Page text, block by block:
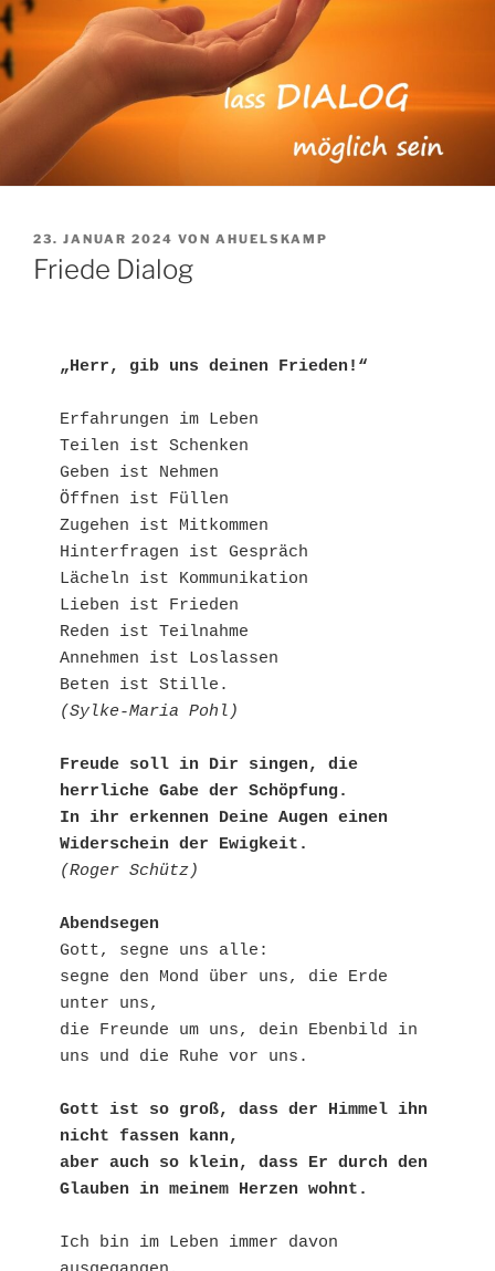
VERÖFFENTLICHT
AM
23. JANUAR 2024 VON AHUELSKAMP
Friede Dialog
„Herr, gib uns deinen Frieden!“
Erfahrungen im Leben
Teilen ist Schenken
Geben ist Nehmen
Öffnen ist Füllen
Zugehen ist Mitkommen
Hinterfragen ist Gespräch
Lächeln ist Kommunikation
Lieben ist Frieden
Reden ist Teilnahme
Annehmen ist Loslassen
(Sylke-Maria Pohl)
Freude soll in Dir singen, die
herrliche Gabe der Schöpfung.
In ihr erkennen Deine Augen einen
Widerschein der Ewigkeit.
(Roger Schütz)
Abendsegen
Gott, segne uns alle:
segne den Mond über uns, die Erde
unter uns,
die Freunde um uns, dein Ebenbild in
uns und die Ruhe vor uns.
Gott ist so groß, dass der Himmel ihn
nicht fassen kann,
aber auch so klein, dass Er durch den
Glauben in meinem Herzen wohnt.
Ich bin im Leben immer davon